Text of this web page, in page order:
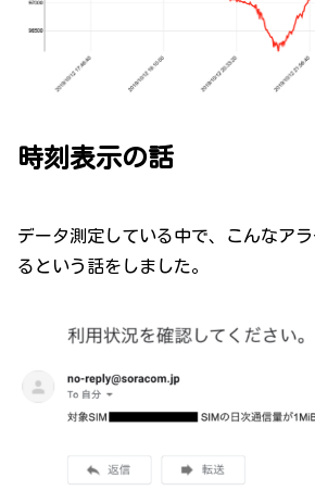
時刻表示の話
データ測定している中で、こんなア
るという話をしました。